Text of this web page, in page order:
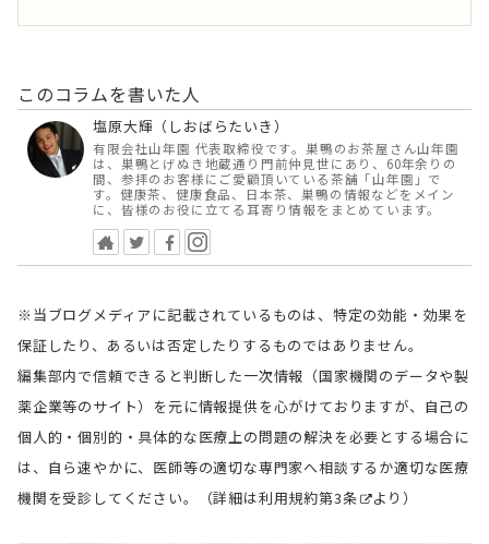
このコラムを書いた人
塩原大輝（しおばらたいき）
有限会社山年園 代表取締役です。巣鴨のお茶屋さん山年園
は、巣鴨とげぬき地蔵通り門前仲見世にあり、60年余りの
間、参拝のお客様にご愛顧頂いている茶舗「山年園」で
す。健康茶、健康食品、日本茶、巣鴨の情報などをメイン
に、皆様のお役に立てる耳寄り情報をまとめています。
※当ブログメディアに記載されているものは、特定の効能・効果を
保証したり、あるいは否定したりするものではありません。
編集部内で信頼できると判断した一次情報（国家機関のデータや製
薬企業等のサイト）を元に情報提供を心がけておりますが、自己の
個人的・個別的・具体的な医療上の問題の解決を必要とする場合に
は、自ら速やかに、医師等の適切な専門家へ相談するか適切な医療
機関を受診してください。（詳細は利用規約第3条 より）